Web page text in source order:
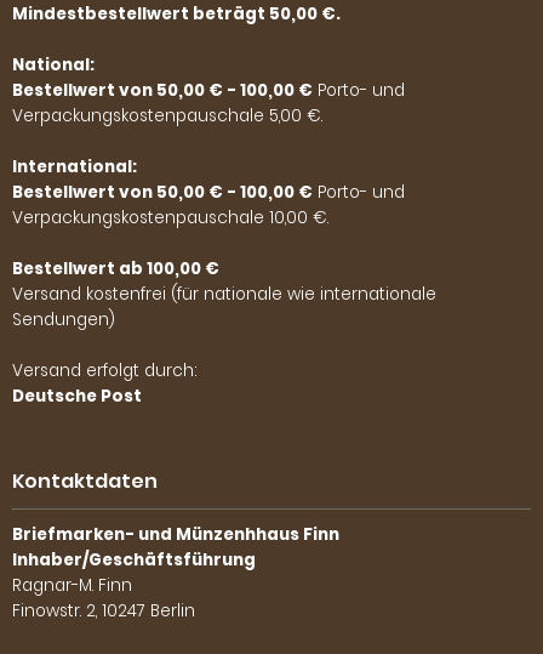
Mindestbestellwert beträgt 50,00 €.
National:
Bestellwert von 50,00 € - 100,00 € Porto- und
Verpackungskostenpauschale 5,00 €.
International:
Bestellwert von 50,00 € - 100,00 € Porto- und
Verpackungskostenpauschale 10,00 €.
Bestellwert ab 100,00 €
Versand kostenfrei (für nationale wie internationale
Sendungen)
Versand erfolgt durch:
Deutsche Post
Kontaktdaten
Briefmarken- und Münzenhhaus Finn
Inhaber/Geschäftsführung
Ragnar-M. Finn
Finowstr. 2, 10247 Berlin